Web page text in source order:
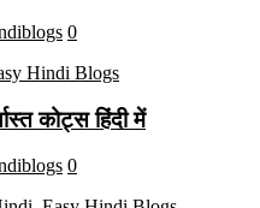
0
कोट्स हिंदी में
0